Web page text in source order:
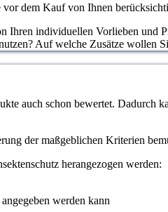
dem Kauf von Ihnen
individuellen Vorlieben und
Auf welche Zusätze wollen
auch schon bewertet. Dadurch
der maßgeblichen Kriterien
herangezogen werden:
werden kann